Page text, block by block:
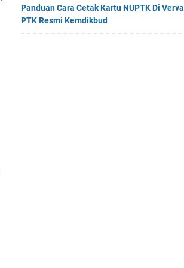
Panduan Cara Cetak Kartu NUPTK Di Verval
PTK Resmi Kemdikbud